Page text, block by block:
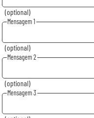
(optional)
Mensagem 1
(optional)
Mensagem 2
(optional)
Mensagem 3